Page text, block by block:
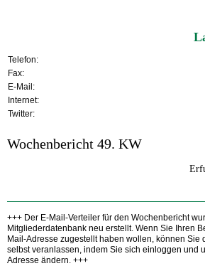
Telefon:
Fax:
E-Mail:
Internet:
Twitter:
Wochenbericht 49. KW
+++ Der E-Mail-Verteiler für den Wochenbericht
Mitgliederdatenbank neu erstellt. Wenn Sie Ihren
Mail-Adresse zugestellt haben wollen, können Sie
selbst veranlassen, indem Sie sich einloggen und
Adresse ändern. +++